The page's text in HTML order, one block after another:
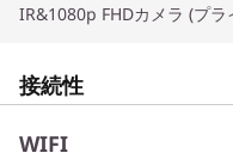
IR&1080p FHDカメラ (プ
接続性
WIFI